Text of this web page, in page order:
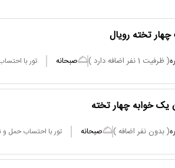
تخته رویال
( ظرفیت 1 نفر اضافه دارد ) صبحانه تور با
یک خوابه چهار تخته
( بدون نفر اضافه ) صبحانه تور با احتساب حمل